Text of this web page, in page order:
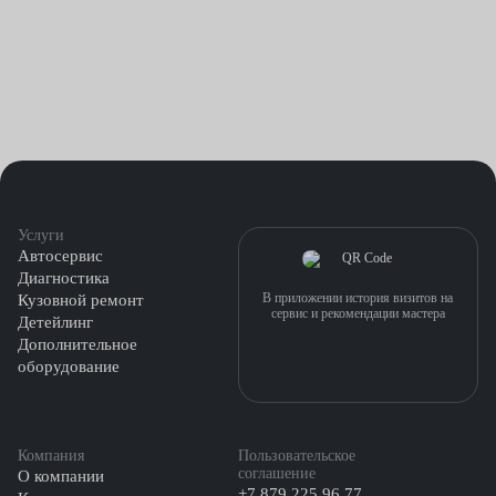
Услуги
Автосервис
Диагностика
Кузовной ремонт
Детейлинг
Дополнительное
оборудование
Компания
О компании
Пользовательское
соглашение
В приложении история визитов на
сервис и рекомендации мастера